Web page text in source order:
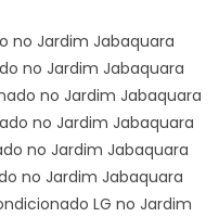
no Jardim Jabaquara
no Jardim Jabaquara
no Jardim Jabaquara
no Jardim Jabaquara
no Jardim Jabaquara
no Jardim Jabaquara
LG no Jardim